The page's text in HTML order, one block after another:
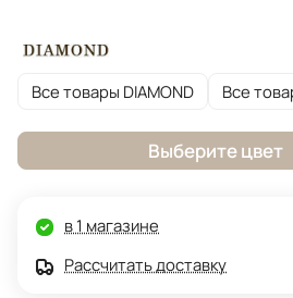
Все товары DIAMOND Все
Выберите цвет
в 1 магазине
Рассчитать доставку